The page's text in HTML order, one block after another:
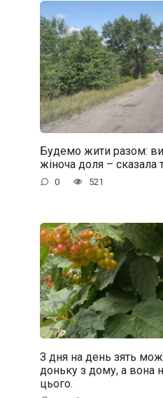
Будемо жити разом:
жіноча доля –
0 521
З дня на день зять
доньку з дому, а вона
цього.